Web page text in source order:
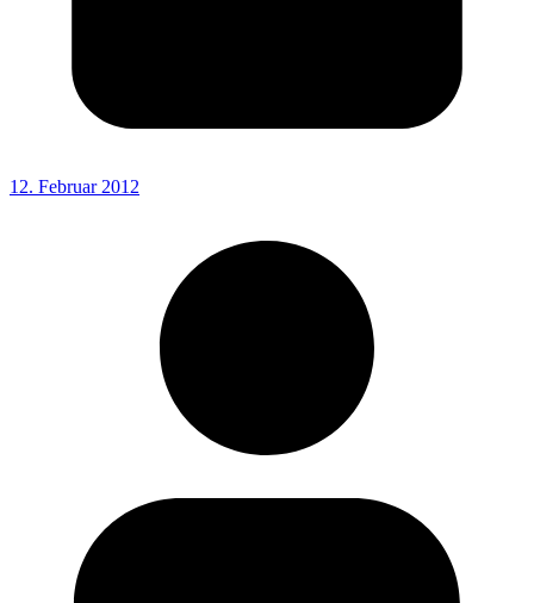
12. Februar 2012